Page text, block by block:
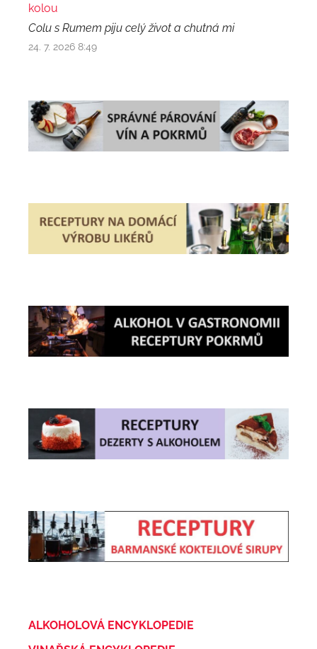
kolou
Colu s Rumem piju celý život a chutná mi
24. 7. 2026 8:49
ALKOHOLOVÁ ENCYKLOPEDIE